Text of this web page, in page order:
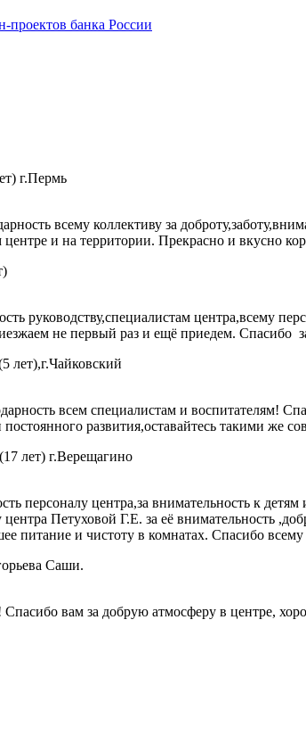
проектов банка России
г.Пермь
всему коллективу за
и на территории. Прекрасно и вкусно
руководству,специалистам центра,всему
не первый раз и ещё приедем. Спасибо
всем специалистам и воспитателям!
развития,оставайтесь такими же
лет) г.Верещагино
персоналу центра,за внимательность к
Петуховой Г.Е. за её внимательность
питание и чистоту в комнатах. Спасибо
Саши.
вам за добрую атмосферу в центре,